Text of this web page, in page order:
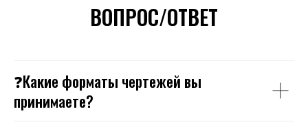
ВОПРОС/ОТВЕТ
❓Какие форматы чертежей вы
принимаете?